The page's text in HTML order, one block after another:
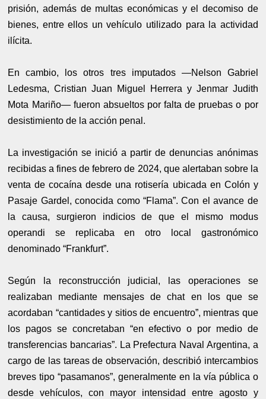
prisión, además de multas económicas y el decomiso de
bienes, entre ellos un vehículo utilizado para la actividad
ilícita.
En cambio, los otros tres imputados —Nelson Gabriel
Ledesma, Cristian Juan Miguel Herrera y Jenmar Judith
Mota Mariño— fueron absueltos por falta de pruebas o por
desistimiento de la acción penal.
La investigación se inició a partir de denuncias anónimas
recibidas a fines de febrero de 2024, que alertaban sobre la
venta de cocaína desde una rotisería ubicada en Colón y
Pasaje Gardel, conocida como “Flama”. Con el avance de
la causa, surgieron indicios de que el mismo modus
operandi se replicaba en otro local gastronómico
denominado “Frankfurt”.
Según la reconstrucción judicial, las operaciones se
realizaban mediante mensajes de chat en los que se
acordaban “cantidades y sitios de encuentro”, mientras que
los pagos se concretaban “en efectivo o por medio de
transferencias bancarias”. La Prefectura Naval Argentina, a
cargo de las tareas de observación, describió intercambios
breves tipo “pasamanos”, generalmente en la vía pública o
desde vehículos, con mayor intensidad entre agosto y